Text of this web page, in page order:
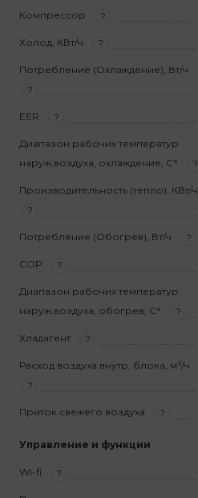
Компрессор ?
Холод, КВт/ч ?
Потребление (Охлаждение), Вт/ч
?
EER ?
Диапазон рабочих температур
наруж.воздуха, охлаждение, С°
?
Производительность (тепло), КВт/ч
?
Потребление (Обогрев), Вт/ч ?
COP ?
Диапазон рабочих температур
наруж.воздуха, обогрев, С°
?
Хладагент ?
Расход воздуха внутр. блока, м³/ч
?
Приток свежего воздуха ?
Управление и функции
Wi-fi ?